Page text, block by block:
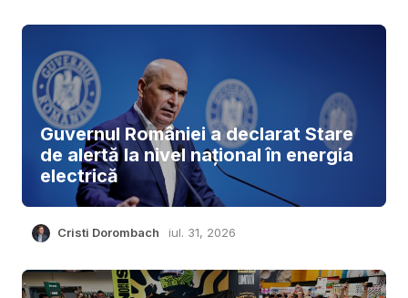
Guvernul României a declarat Stare
de alertă la nivel național în energia
electrică
Cristi Dorombach iul. 31, 2026